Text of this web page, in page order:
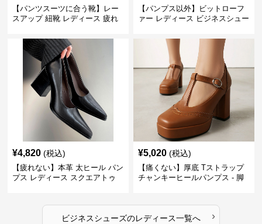
【パンツスーツに合う靴】レー
スアップ 紐靴 レディース 疲れ
ビジネスシューズ
【パンプス以外】ビットローフ
ァー レディース ビジネスシュー
トゥ 疲れない スーツ
¥4,820 (税込)
【疲れない】本革 太ヒール パン
プス レディース スクエアトゥ
¥5,020 (税込)
【痛くない】厚底 Tストラップ
チャンキーヒールパンプス - 脚
ビジネスシューズのレディース一覧へ ›